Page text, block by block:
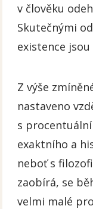
v člověku
Skutečnými
existence jsou
Z výše
nastaveno
s
exaktního a
neboť s
zaobírá, se
velmi malé